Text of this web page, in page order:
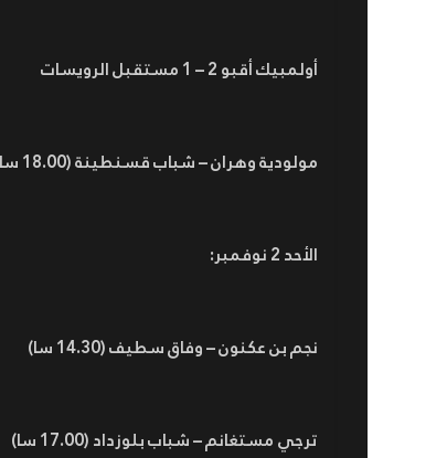
أولمبيك أقبو 2 – 1 مستقبل الرويسات
مولودية وهران – شباب قسنطينة (18.00 سا
الأحد 2 نوفمبر:
نجم بن عكنون – وفاق سطيف (14.30 سا)
ترجي مستغانم – شباب بلوزداد (17.00 سا)